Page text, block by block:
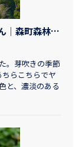
ヤマザクラの森林を育む森町の花咲爺さん｜森町森林組合 組合長 甚沢万之助さん
。芽吹きの季節
らこちらでヤ
と、濃淡のある